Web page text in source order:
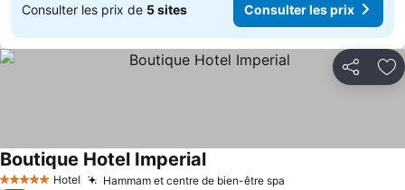
Consulter les prix de 5 sites Consulter les prix
Partager
5 Étoiles Hotel Hammam et centre de bien-être spa
Boutique Hotel Imperial